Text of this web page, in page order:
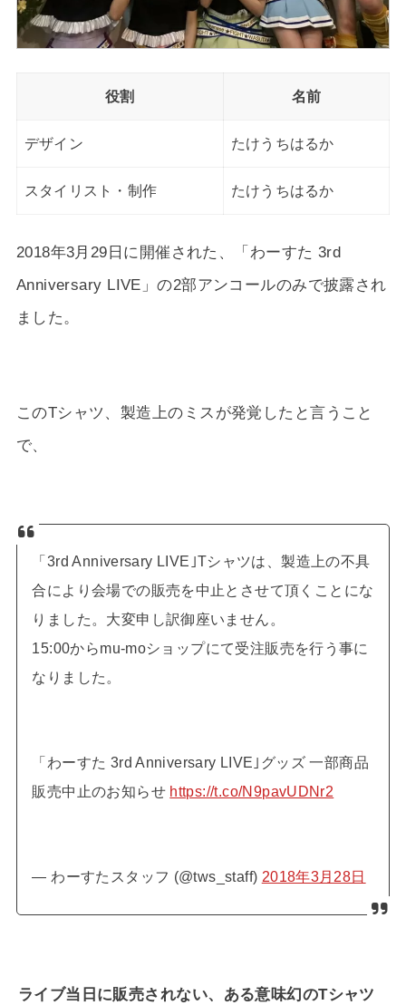
役割 名前
デザイン たけうちはるか
スタイリスト・制作 たけうちはるか
2018年3月29日に開催された、「わーすた 3rd
Anniversary LIVE」の2部アンコールのみで披露され
ました。
このTシャツ、製造上のミスが発覚したと言うこと
で、
「3rd Anniversary LIVE｣Tシャツは、製造上の不具
合により会場での販売を中止とさせて頂くことにな
りました。大変申し訳御座いません。
15:00からmu-moショップにて受注販売を行う事に
なりました。
「わーすた 3rd Anniversary LIVE｣グッズ 一部商品
販売中止のお知らせ https://t.co/N9pavUDNr2
— わーすたスタッフ (@tws_staff) 2018年3月28日
ライブ当日に販売されない、ある意味幻のTシャツ